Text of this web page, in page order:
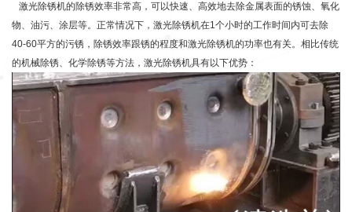
激光除锈机的除锈效率非常高，可以快速、高效地去除金属表面的锈蚀、氧化
物、油污、涂层等。正常情况下，激光除锈机在1个小时的工作时间内可去除
40-60平方的污锈，除锈效率跟锈的程度和激光除锈机的功率也有关。相比传统
的机械除锈、化学除锈等方法，激光除锈机具有以下优势：